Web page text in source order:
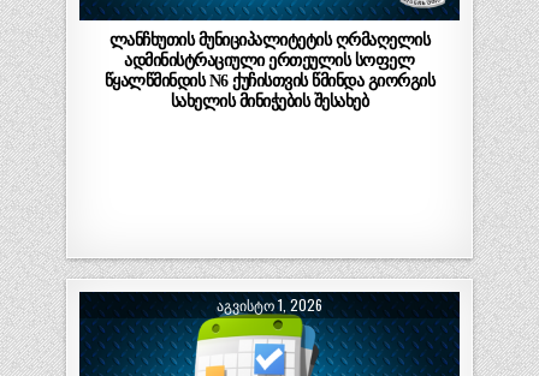
ლანჩხუთის მუნიციპალიტეტის ღრმაღელის
ადმინისტრაციული ერთეულის სოფელ
წყალწმინდის N6 ქუჩისთვის წმინდა გიორგის
სახელის მინიჭების შესახებ
ᲐᲒᲕᲘᲡᲢᲝ 1, 2026